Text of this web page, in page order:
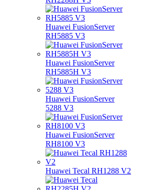
Huawei FusionServer
RH5885 V3
Huawei FusionServer
RH5885H V3
Huawei FusionServer
5288 V3
Huawei FusionServer
RH8100 V3
Huawei Tecal RH1288 V2